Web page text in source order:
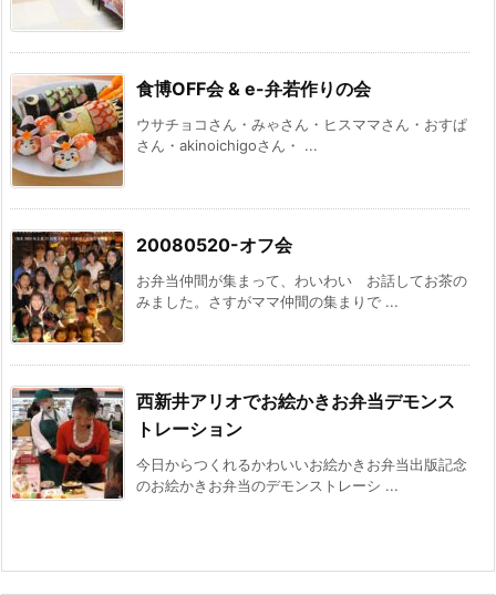
食博OFF会 & e-弁若作りの会
ウサチョコさん・みゃさん・ヒスママさん・おすぱ
さん・akinoichigoさん・ ...
20080520-オフ会
お弁当仲間が集まって、わいわい お話してお茶の
みました。さすがママ仲間の集まりで ...
西新井アリオでお絵かきお弁当デモンス
トレーション
今日からつくれるかわいいお絵かきお弁当出版記念
のお絵かきお弁当のデモンストレーシ ...